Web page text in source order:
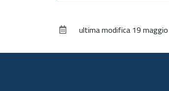
ultima modifica 19